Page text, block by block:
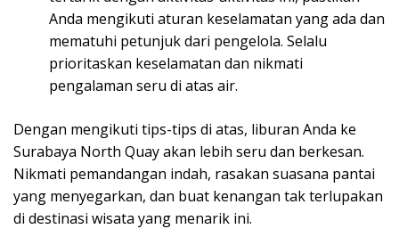
Anda mengikuti aturan keselamatan yang ada dan
mematuhi petunjuk dari pengelola. Selalu
prioritaskan keselamatan dan nikmati
pengalaman seru di atas air.
Dengan mengikuti tips-tips di atas, liburan Anda ke
Surabaya North Quay akan lebih seru dan berkesan.
Nikmati pemandangan indah, rasakan suasana pantai
yang menyegarkan, dan buat kenangan tak terlupakan
di destinasi wisata yang menarik ini.